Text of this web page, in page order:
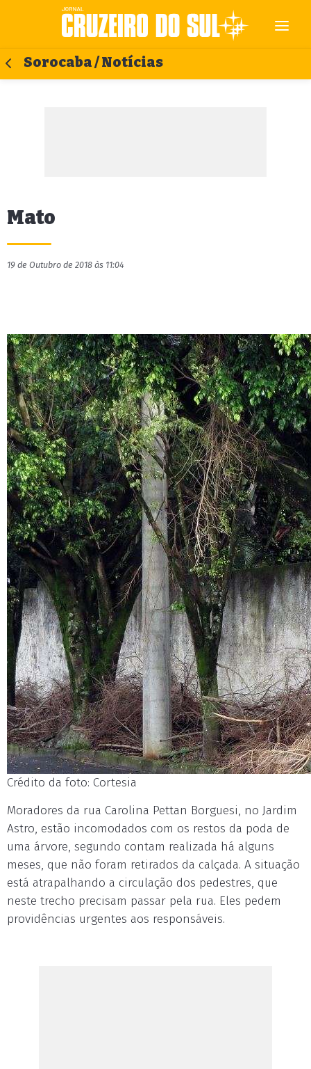
Sorocaba / Notícias
Mato
19 de Outubro de 2018 às 11:04
Crédito da foto: Cortesia
Moradores da rua Carolina Pettan Borguesi, no Jardim
Astro, estão incomodados com os restos da poda de
uma árvore, segundo contam realizada há alguns
meses, que não foram retirados da calçada. A situação
está atrapalhando a circulação dos pedestres, que
neste trecho precisam passar pela rua. Eles pedem
providências urgentes aos responsáveis.